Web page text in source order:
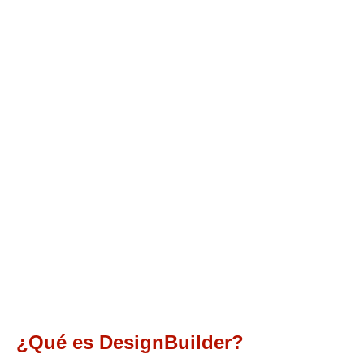
¿Qué es DesignBuilder?